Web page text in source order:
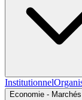
Institutionnel
Economie - Marchés